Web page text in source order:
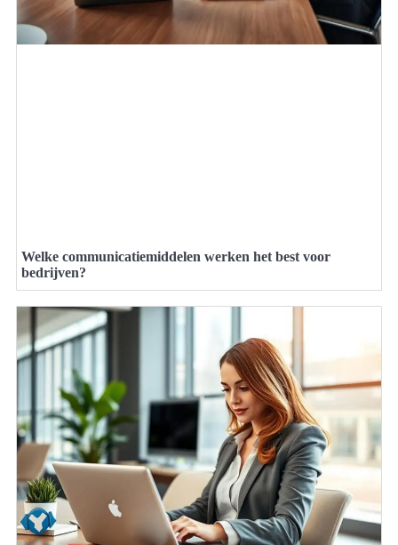
Welke communicatiemiddelen werken het best voor
bedrijven?